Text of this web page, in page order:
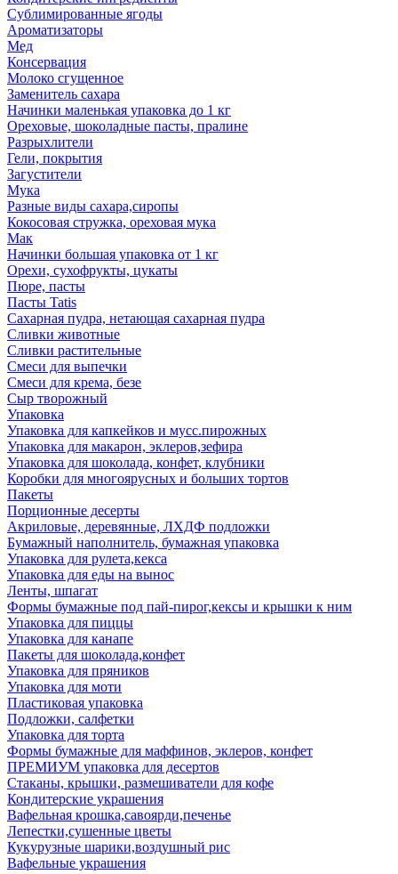
Сублимированные ягоды
Ароматизаторы
Мед
Консервация
Молоко сгущенное
Заменитель сахара
Начинки маленькая упаковка до 1 кг
Ореховые, шоколадные пасты, пралине
Разрыхлители
Гели, покрытия
Загустители
Мука
Разные виды сахара,сиропы
Кокосовая стружка, ореховая мука
Мак
Начинки большая упаковка от 1 кг
Орехи, сухофрукты, цукаты
Пюре, пасты
Пасты Tatis
Сахарная пудра, нетающая сахарная пудра
Сливки животные
Сливки растительные
Смеси для выпечки
Смеси для крема, безе
Сыр творожный
Упаковка
Упаковка для капкейков и мусс.пирожных
Упаковка для макарон, эклеров,зефира
Упаковка для шоколада, конфет, клубники
Коробки для многоярусных и больших тортов
Пакеты
Порционные десерты
Акриловые, деревянные, ЛХДФ подложки
Бумажный наполнитель, бумажная упаковка
Упаковка для рулета,кекса
Упаковка для еды на вынос
Ленты, шпагат
Формы бумажные под пай-пирог,кексы и крышки к ним
Упаковка для пиццы
Упаковка для канапе
Пакеты для шоколада,конфет
Упаковка для пряников
Упаковка для моти
Пластиковая упаковка
Подложки, салфетки
Упаковка для торта
Формы бумажные для маффинов, эклеров, конфет
ПРЕМИУМ упаковка для десертов
Стаканы, крышки, размешиватели для кофе
Кондитерские украшения
Вафельная крошка,савоярди,печенье
Лепестки,сушенные цветы
Кукурузные шарики,воздушный рис
Вафельные украшения